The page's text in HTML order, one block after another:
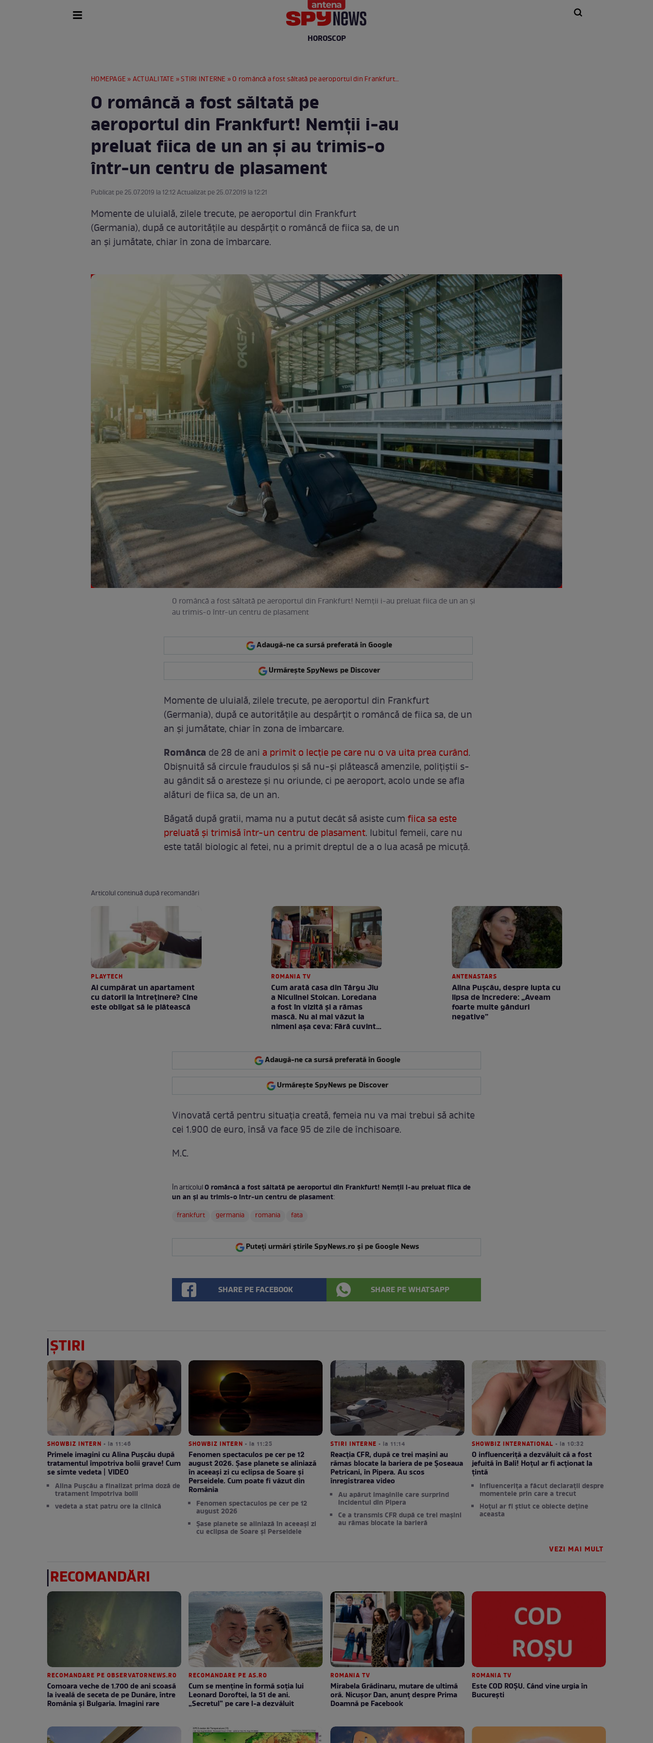
HOROSCOP
HOMEPAGE »ACTUALITATE »STIRI INTERNE » O româncă a fost săltată pe aeroportul din Frankfurt! Nemţii i-au preluat fiica de un an şi au trimis-o într-un centru de plasament
O româncă a fost săltată pe
aeroportul din Frankfurt! Nemţii i-au
preluat fiica de un an şi au trimis-o
într-un centru de plasament
Publicat pe 25.07.2019 la 12:12 Actualizat pe 25.07.2019 la 12:21
Momente de uluială, zilele trecute, pe aeroportul din Frankfurt
(Germania), după ce autorităţile au despărţit o româncă de fiica sa, de un
an şi jumătate, chiar în zona de îmbarcare.
O româncă a fost săltată pe aeroportul din Frankfurt! Nemţii i-au preluat fiica de un an şi
au trimis-o într-un centru de plasament
Adaugă-ne ca sursă preferată în Google
Urmărește SpyNews pe Discover
Momente de uluială, zilele trecute, pe aeroportul din Frankfurt
(Germania), după ce autorităţile au despărţit o româncă de fiica sa, de un
an şi jumătate, chiar în zona de îmbarcare.
Românca de 28 de ani a primit o lecţie pe care nu o va uita prea curând.
Obişnuită să circule fraudulos şi să nu-şi plătească amenzile, poliţiştii s-
au gândit să o aresteze şi nu oriunde, ci pe aeroport, acolo unde se afla
alături de fiica sa, de un an.
Băgată după gratii, mama nu a putut decât să asiste cumfiica sa este
preluată şi trimisă într-un centru de plasament. Iubitul femeii, care nu
este tatăl biologic al fetei, nu a primit dreptul de a o lua acasă pe micuţă.
Articolul continuă după recomandări
PLAYTECH
Ai cumpărat un apartament
cu datorii la întreținere? Cine
este obligat să le plătească
ROMANIA TV
Cum arată casa din Târgu Jiu
a Niculinei Stoican. Loredana
a fost în vizită și a rămas
mască. Nu ai mai văzut la
nimeni așa ceva: Fără cuvinte
ANTENASTARS
Alina Pușcău, despre lupta cu
lipsa de încredere: „Aveam
foarte multe gânduri
negative”
Adaugă-ne ca sursă preferată în Google
Urmărește SpyNews pe Discover
Vinovată certă pentru situaţia creată, femeia nu va mai trebui să achite
cei 1.900 de euro, însă va face 95 de zile de închisoare.
M.C.
În articolulO româncă a fost săltată pe aeroportul din Frankfurt! Nemţii i-au preluat fiica de
un an şi au trimis-o într-un centru de plasament:
frankfurt
germania romania fata
Puteți urmări știrile SpyNews.ro și pe Google News
SHARE PE FACEBOOK SHARE PE WHATSAPP
ȘTIRI
SHOWBIZ INTERN • la 11:46
Primele imagini cu Alina Pușcău după
tratamentul împotriva bolii grave! Cum
se simte vedeta | VIDEO
Alina Pușcău a finalizat prima doză de
tratament împotriva bolii
vedeta a stat patru ore la clinică
SHOWBIZ INTERN • la 11:25
Fenomen spectaculos pe cer pe 12
august 2026. Șase planete se aliniază
în aceeași zi cu eclipsa de Soare și
Perseidele. Cum poate fi văzut din
România
Fenomen spectaculos pe cer pe 12
august 2026
Șase planete se aliniază în aceeași zi
cu eclipsa de Soare și Perseidele
STIRI INTERNE • la 11:14
Reacția CFR, după ce trei mașini au
rămas blocate la bariera de pe Șoseaua
Petricani, în Pipera. Au scos
înregistrarea video
Au apărut imaginile care surprind
incidentul din Pipera
Ce a transmis CFR după ce trei mașini
au rămas blocate la barieră
SHOWBIZ INTERNATIONAL • la 10:32
O influenceriță a dezvăluit că a fost
jefuită în Bali! Hoțul ar fi acționat la
țintă
Influencerița a făcut declarații despre
momentele prin care a trecut
Hoțul ar fi știut ce obiecte deține
aceasta
VEZI MAI MULT
RECOMANDĂRI
RECOMANDARE PE OBSERVATORNEWS.RO
Comoara veche de 1.700 de ani scoasă
la iveală de seceta de pe Dunăre, între
România şi Bulgaria. Imagini rare
RECOMANDARE PE AS.RO
Cum se menţine în formă soţia lui
Leonard Doroftei, la 51 de ani.
„Secretul” pe care l-a dezvăluit
ROMANIA TV
Mirabela Grădinaru, mutare de ultimă
oră. Nicuşor Dan, anunţ despre Prima
Doamnă pe Facebook
ROMANIA TV
Este COD ROŞU. Când vine urgia în
Bucureşti